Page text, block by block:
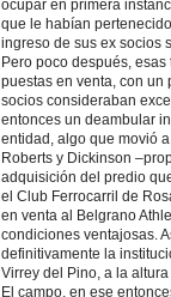
ocupar en primera
que le habían
ingreso de sus ex socios
Pero poco después, esas
puestas en venta, con un
socios consideraban
entonces un deambular
entidad, algo que movió
Roberts y Dickinson
adquisición del predio
el Club Ferrocarril de
en venta al Belgrano
condiciones ventajosas.
definitivamente la
Virrey del Pino, a la
El campo, en ese